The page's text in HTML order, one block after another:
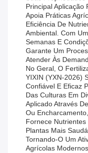
Principal Aplicação
Apoia Práticas
Eficiência De
Ambiental. Com
Semanas E
Garante Um
Atender Às
No Geral, O
YIXIN (YXN-2026)
Confiável E Eficaz
Das Culturas Em
Aplicado Através
Ou
Fornece
Plantas Mais
Tornando-O Um
Agrícolas